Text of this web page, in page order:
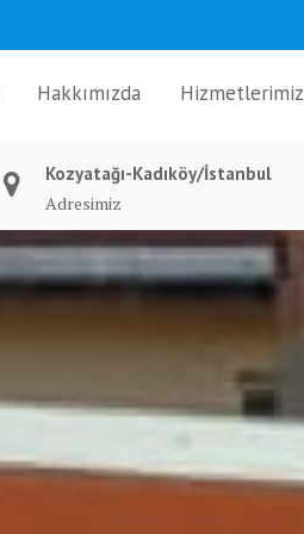
Hakkımızda Hizmetlerimiz
Kozyatağı-Kadıköy/İstanbul
Adresimiz